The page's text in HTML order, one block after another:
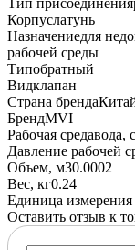
Корпуслатунь
Назначениедля
рабочей среды
Типобратный
Видклапан
Страна бренда
БрендMVI
Рабочая средавода,
Давление рабочей
Объем, м30.0002
Вес, кг0.24
Единица измерения
Оставить отзыв к